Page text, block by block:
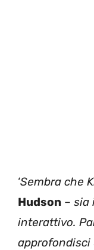
‘Sembra che
Hudson – sia
interattivo.
approfondisci